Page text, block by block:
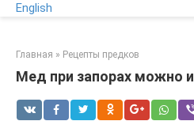
English
Главная » Рецепты предков
Мед при запорах можно